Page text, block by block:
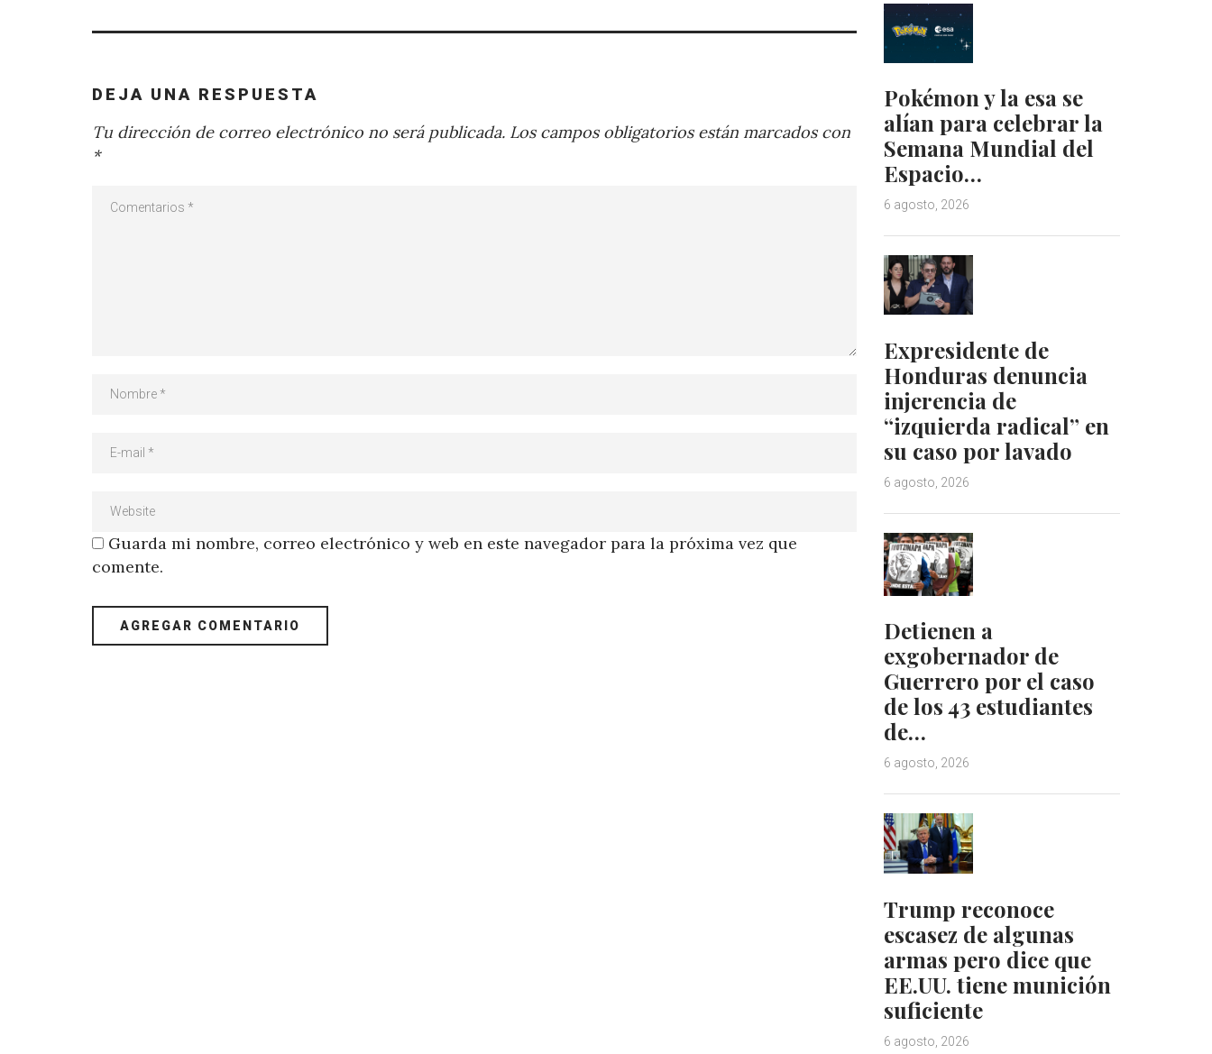
DEJA UNA RESPUESTA
Tu dirección de correo electrónico no será publicada. Los campos obligatorios están marcados con
*
Guarda mi nombre, correo electrónico y web en este navegador para la próxima vez que
comente.
Pokémon y la esa se
alían para celebrar la
Semana Mundial del
Espacio…
6 agosto, 2026
Expresidente de
Honduras denuncia
injerencia de
“izquierda radical” en
su caso por lavado
6 agosto, 2026
Detienen a
exgobernador de
Guerrero por el caso
de los 43 estudiantes
de…
6 agosto, 2026
Trump reconoce
escasez de algunas
armas pero dice que
EE.UU. tiene munición
suficiente
6 agosto, 2026